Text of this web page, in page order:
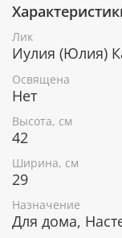
При
использовались
выравнивающие
поля иконы
орнаментом и
мученица
Исцеление
Лик
Иулия (Юлия)
Освящена
Нет
Высота, см
42
Ширина, см
29
Назначение
Для дома,